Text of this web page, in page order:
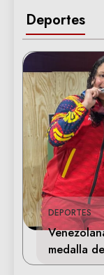
Deportes
DEPORTES
medalla
Deportivo